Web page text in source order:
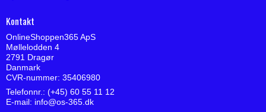
Kontakt
OnlineShoppen365 ApS
Møllelodden 4
2791 Dragør
Danmark
CVR-nummer: 35406980
Telefonnr.: (+45) 60 55 11 12
E-mail: info@os-365.dk